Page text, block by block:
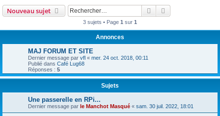
Nouveau sujet Rechercher
3 sujets • Page 1 sur 1
Annonces
MAJ FORUM ET SITE
Dernier message par vfl « mer. 24 oct. 2018, 00:11
Publié dans Café Lug68
Réponses : 5
Sujets
Une passerelle en RPi...
Dernier message par le Manchot Masqué « sam. 30 juil. 2022, 18:01